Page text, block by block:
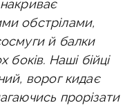
обстрілами,
й балки
боків. Наші бійці
ворог кидає
прорізати